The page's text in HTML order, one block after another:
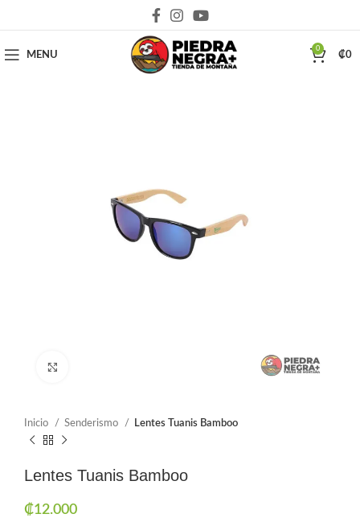
MENU
0
₡0
Inicio Senderismo Lentes Tuanis Bamboo
Lentes Tuanis Bamboo
₡12.000
Deja que la montaña sea parte de tu vida